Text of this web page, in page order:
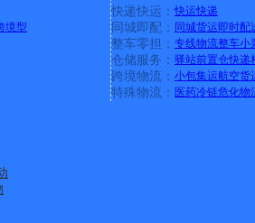
境型
快递快运： 快运快递
同城即配： 同城货运即时配
整车零担： 专线物流整车小
仓储服务： 驿站前置仓快递
跨境物流： 小包集运航空货
特殊物流： 医药冷链危化物
团有限公司新疆维吾尔自治区叶城县
永郎镇
作点